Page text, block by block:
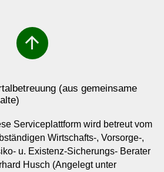
arrow_upward
(aus gemeinsame
Serviceplattform wird betreut vom
Wirtschafts-, Vorsorge-,
u. Existenz-Sicherungs- Berater
Husch (Angelegt unter